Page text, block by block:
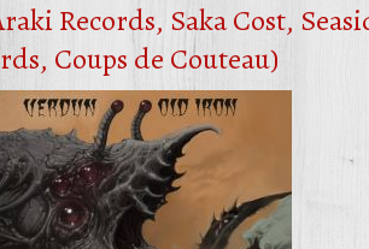
Records, Saka Cost,
Coups de Couteau)